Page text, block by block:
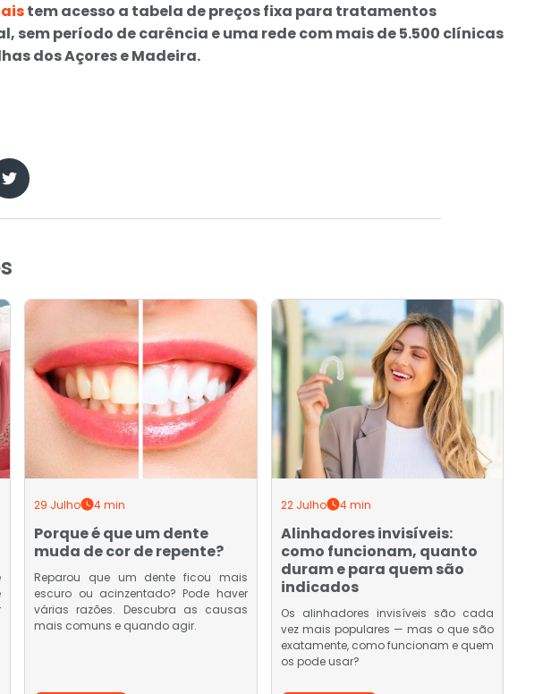
tem acesso a tabela de preços fixa para tratamentos
sem período de carência e uma rede com mais de 5.500 clínicas
dos Açores e Madeira.
29 Julho 4 min
Porque é que um dente
muda de cor de repente?
Reparou que um dente ficou mais
escuro ou acinzentado? Pode haver
várias razões. Descubra as causas
mais comuns e quando agir.
22 Julho 4 min
Alinhadores invisíveis:
como funcionam, quanto
duram e para quem são
indicados
Os alinhadores invisíveis são cada
vez mais populares — mas o que são
exatamente, como funcionam e quem
os pode usar?